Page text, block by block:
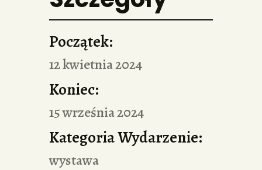
Początek:
12 kwietnia 2024
Koniec:
15 września 2024
Kategoria Wydarzenie:
wystawa